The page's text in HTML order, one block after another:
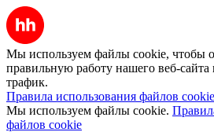
Мы используем файлы cookie, чтобы
правильную работу нашего веб-сайта
трафик.
Правила использования файлов cookie
Мы используем файлы cookie.
файлов cookie